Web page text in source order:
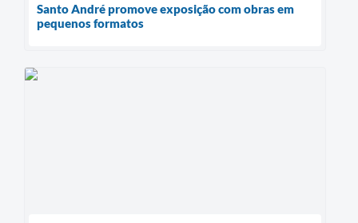
Santo André promove exposição com obras em
pequenos formatos